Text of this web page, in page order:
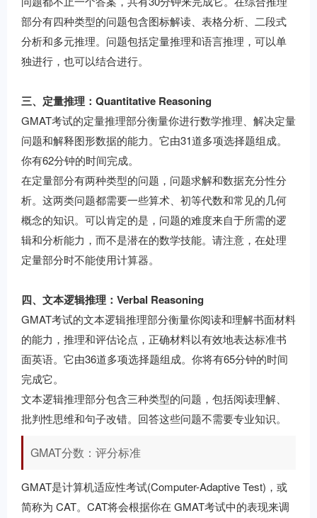
部分有四种类型的问题包含图标解读、表格分析、二段式
分析和多元推理。问题包括定量推理和语言推理，可以单
独进行，也可以结合进行。
三、定量推理：Quantitative Reasoning
GMAT考试的定量推理部分衡量你进行数学推理、解决定量
问题和解释图形数据的能力。它由31道多项选择题组成。
你有62分钟的时间完成。
在定量部分有两种类型的问题，问题求解和数据充分性分
析。这两类问题都需要一些算术、初等代数和常见的几何
概念的知识。可以肯定的是，问题的难度来自于所需的逻
辑和分析能力，而不是潜在的数学技能。请注意，在处理
定量部分时不能使用计算器。
四、文本逻辑推理：Verbal Reasoning
GMAT考试的文本逻辑推理部分衡量你阅读和理解书面材料
的能力，推理和评估论点，正确材料以有效地表达标准书
面英语。它由36道多项选择题组成。你将有65分钟的时间
完成它。
文本逻辑推理部分包含三种类型的问题，包括阅读理解、
批判性思维和句子改错。回答这些问题不需要专业知识。
GMAT分数：评分标准
GMAT是计算机适应性考试(Computer-Adaptive Test)，或
简称为 CAT。CAT将会根据你在 GMAT考试中的表现来调